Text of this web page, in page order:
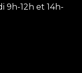
9h-12h et 14h-